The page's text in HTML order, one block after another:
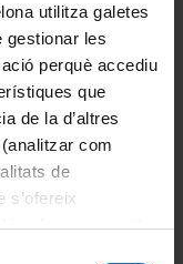
utilitza galetes
gestionar les
perquè accediu
que
de la d’altres
com
de
s’ofereix
de navegació).